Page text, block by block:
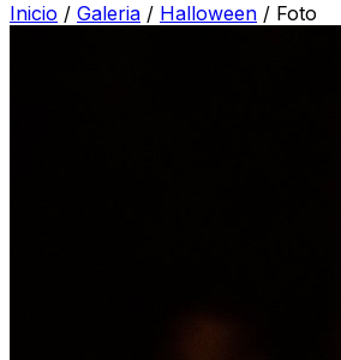
Inicio / Galeria / Halloween / Foto